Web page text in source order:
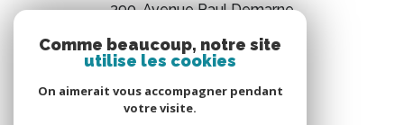
390, Avenue Paul Demarne
04 67 88 12 88
immo.atout@gmail.com
Comme beaucoup, notre site
utilise les cookies
On aimerait vous accompagner pendant
votre visite.